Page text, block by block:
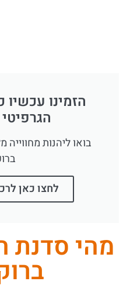
הזמינו
בואו ליהנות
לחצו כאן
מהי סדנת